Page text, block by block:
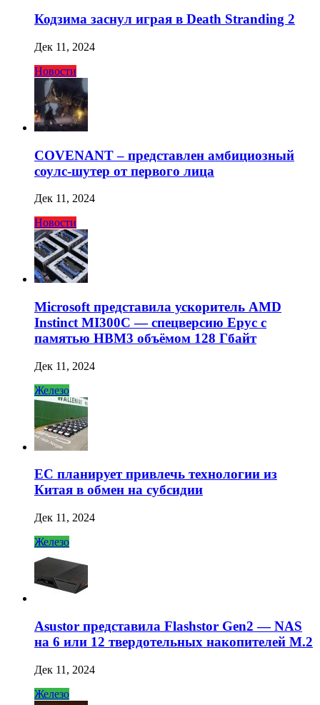
Кодзима заснул играя в Death Stranding 2
Дек 11, 2024
Новости
COVENANT – представлен амбициозный
соулс-шутер от первого лица
Дек 11, 2024
Новости
Microsoft представила ускоритель AMD
Instinct MI300C — спецверсию Epyc с
памятью HBM3 объёмом 128 Гбайт
Дек 11, 2024
Железо
ЕС планирует привлечь технологии из
Китая в обмен на субсидии
Дек 11, 2024
Железо
Asustor представила Flashstor Gen2 — NAS
на 6 или 12 твердотельных накопителей M.2
Дек 11, 2024
Железо